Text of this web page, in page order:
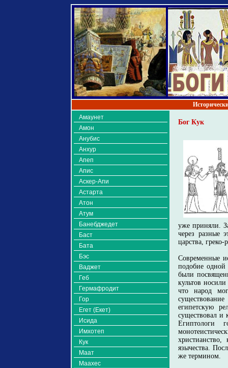
Амаунет
Амон
Анубис
Анхур
Апеп
Апис
Аскер-Апи
Астарта
Атон
Атум
Банебджедет
Баст
Бата
Бэс
Ваджет
Геб
Гермафродит
Гор
Егет (Екет)
Исида
Имхотеп
Кук
Маат
Маахес
Бог Кук
уже приняли.
через разные
царства,
Современные
подобие одной
были
культов
что народ
египетскую
существовал и
Египтологи
язычества.
же термином.